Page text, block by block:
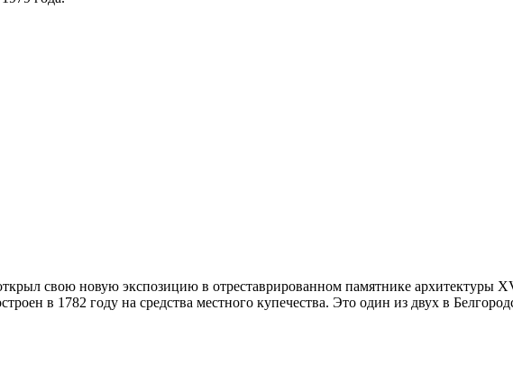
свою новую экспозицию в отреставрированном памятнике
в 1782 году на средства местного купечества. Это один из двух в